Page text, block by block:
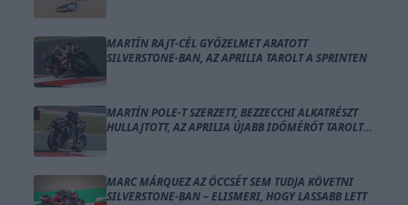
MARTÍN RAJT-CÉL GYŐZELMET ARATOTT
SILVERSTONE-BAN, AZ APRILIA TAROLT A SPRINTEN
MARTÍN POLE-T SZERZETT, BEZZECCHI ALKATRÉSZT
HULLAJTOTT, AZ APRILIA ÚJABB IDŐMÉRŐT TAROLT
MARC MÁRQUEZ AZ ÖCCSÉT SEM TUDJA KÖVETNI
SILVERSTONE-BAN – ELISMERI, HOGY LASSABB LETT